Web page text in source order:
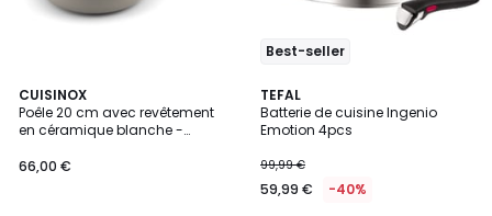
CUISINOX
Poêle 20 cm avec revêtement
en céramique blanche -
66,00 €
Best-seller
TEFAL
Batterie de cuisine Ingenio
Emotion 4pcs
99,99 €
59,99 € -40%
2
/
5